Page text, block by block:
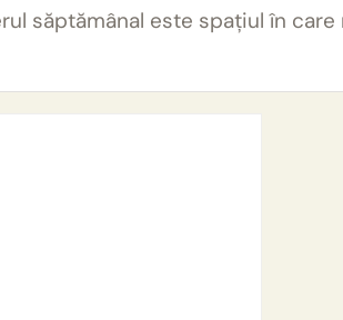
săptămânal este spațiul în